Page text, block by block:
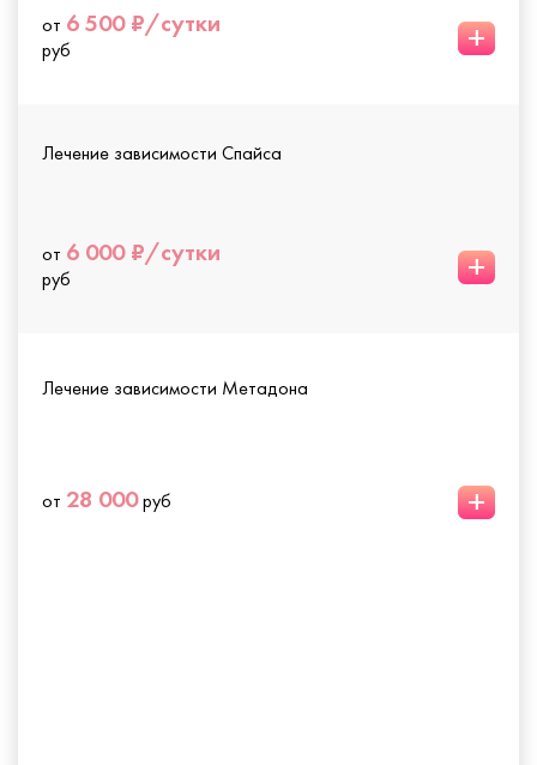
от 6 500 ₽/сутки
руб +
Лечение зависимости Спайса
от 6 000 ₽/сутки
руб +
Лечение зависимости Метадона
от 28 000руб +